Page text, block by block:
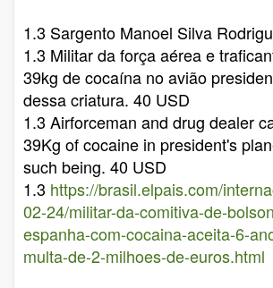
1.3 Sargento Manoel Silva
1.3 Militar da força aérea e
39kg de cocaína no avião
dessa criatura. 40 USD
1.3 Airforceman and drug dealer
39Kg of cocaine in president's
such being. 40 USD
1.3 https://brasil.elpais.com/
02-24/militar-da-comitiva-de-
espanha-com-cocaina-aceita-6-
multa-de-2-milhoes-de-euros.html